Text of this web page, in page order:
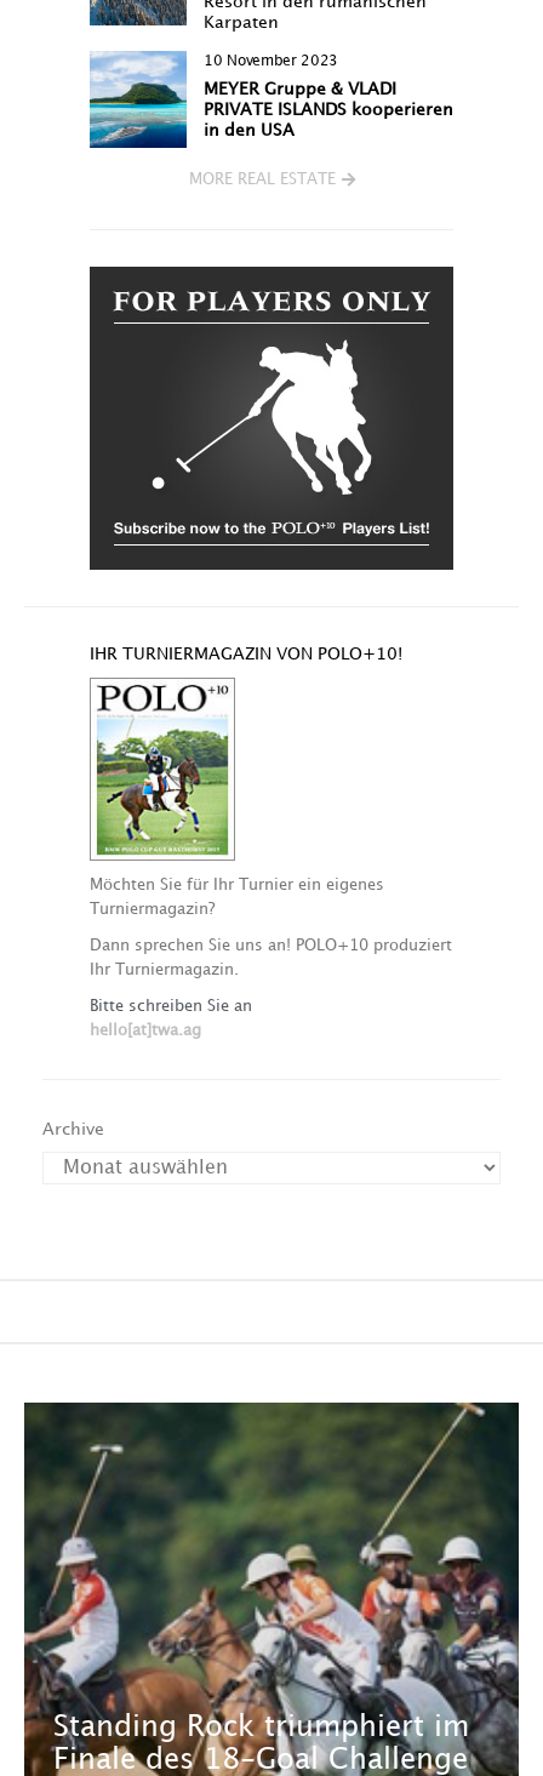
Karpaten
10 November 2023
MEYER Gruppe & VLADI
PRIVATE ISLANDS kooperieren
in den USA
MORE REAL ESTATE
IHR TURNIERMAGAZIN VON POLO+10!
Möchten Sie für Ihr Turnier ein eigenes
Turniermagazin?
Dann sprechen Sie uns an! POLO+10 produziert
Ihr Turniermagazin.
Bitte schreiben Sie an
hello[at]twa.ag
Archive
Standing Rock triumphiert im
Finale des 18-Goal Challenge